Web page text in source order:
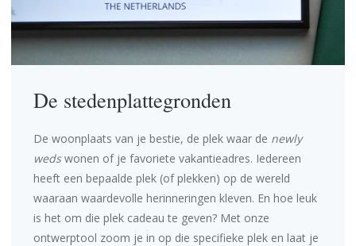
De stedenplattegronden
De woonplaats van je bestie, de plek waar de newly
wedswonen of je favoriete vakantieadres. Iedereen
heeft een bepaalde plek (of plekken) op de wereld
waaraan waardevolle herinneringen kleven. En hoe leuk
is het om die plek cadeau te geven? Met onze
ontwerptool zoom je in op die specifieke plek en laat je